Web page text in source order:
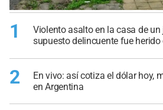
1
Violento asalto en la casa de
supuesto delincuente fue herido
2
En vivo: así cotiza el dólar hoy,
en Argentina